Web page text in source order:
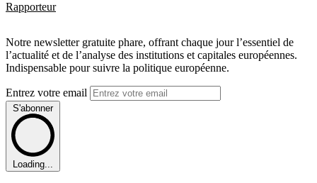
Rapporteur
Notre newsletter gratuite phare, offrant chaque jour l’essentiel de
l’actualité et de l’analyse des institutions et capitales européennes.
Indispensable pour suivre la politique européenne.
Entrez votre email
S'abonner
Loading...